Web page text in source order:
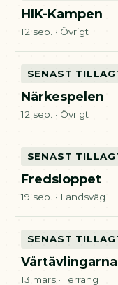
HIK-Kampen
12 sep. · Övrigt
SENAST
Närkespelen
12 sep. · Övrigt
SENAST
Fredsloppet
19 sep. · Landsväg
SENAST
Vårtävlingarna
13 mars · Terräng